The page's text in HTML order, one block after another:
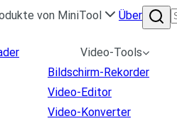
von MiniTool Über
Video-Tools
Bildschirm-Rekorder
Video-Editor
Video-Konverter